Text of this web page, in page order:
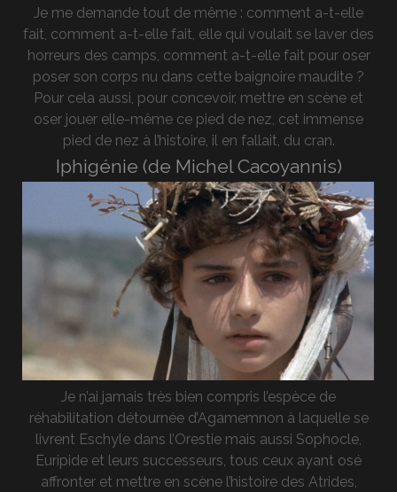
Je me demande tout de même : comment a-t-elle
fait, comment a-t-elle fait, elle qui voulait se laver des
horreurs des camps, comment a-t-elle fait pour oser
poser son corps nu dans cette baignoire maudite ?
Pour cela aussi, pour concevoir, mettre en scène et
oser jouer elle-même ce pied de nez, cet immense
pied de nez à l’histoire, il en fallait, du cran.
Iphigénie (de Michel Cacoyannis)
Je n’ai jamais très bien compris l’espèce de
réhabilitation détournée d’Agamemnon à laquelle se
livrent Eschyle dans l’Orestie mais aussi Sophocle,
Euripide et leurs successeurs, tous ceux ayant osé
affronter et mettre en scène l’histoire des Atrides,